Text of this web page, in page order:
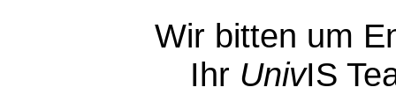
Wir bitten um
Ihr UnivIS